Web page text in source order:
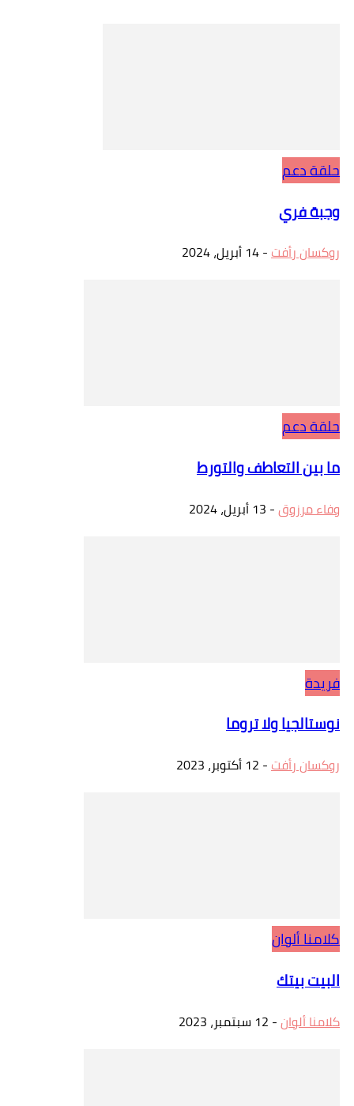
حلقة دعم
وجبة فري
روكسان رأفت-14 أبريل، 2024
حلقة دعم
ما بين التعاطف والتورط
وفاء مرزوق- 13 أبريل، 2024
فريدة
نوستالجيا ولا تروما
روكسان رأفت- 12 أكتوبر، 2023
كلامنا ألوان
البيت بيتك
كلامنا ألوان- 12 سبتمبر، 2023